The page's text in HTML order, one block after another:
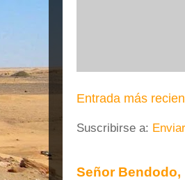
Entrada más
Suscribirse a:
Señor Bendodo,